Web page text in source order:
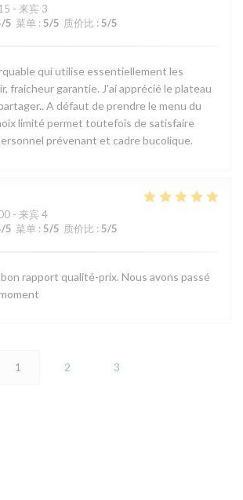
- 来宾 3
/5 菜单 : 5/5 质价比 : 5/5
qui utilise essentiellement les
fraicheur garantie. J'ai apprécié le plateau
A défaut de prendre le menu du
limité permet toutefois de satisfaire
prévenant et cadre bucolique.
- 来宾 4
/5 菜单 : 5/5 质价比 : 5/5
rapport qualité-prix. Nous avons passé
1 2 3